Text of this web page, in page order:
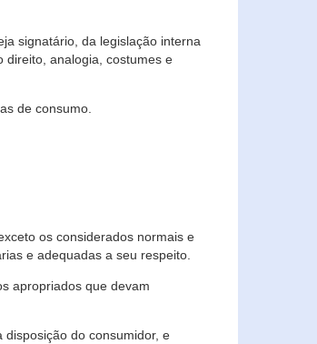
signatário, da legislação interna
direito, analogia, costumes e
de consumo.
os considerados normais e
e adequadas a seu respeito.
apropriados que devam
do consumidor, e